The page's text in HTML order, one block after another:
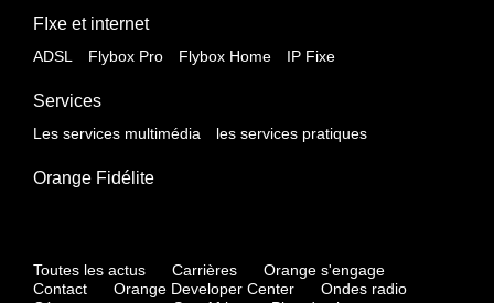
FIxe et internet
ADSL Flybox Pro Flybox Home IP Fixe
Services
Les services multimédia les services pratiques
Orange Fidélite
Toutes les actus Carrières
Orange s'engage
Contact
Orange Developer Center
Ondes radio